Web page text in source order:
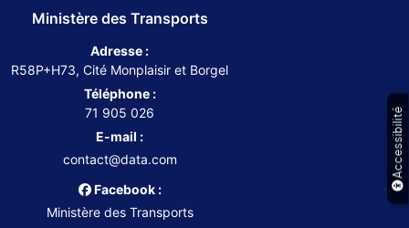
Accessibilité
Ministère des Transports
Adresse :
R58P+H73, Cité Monplaisir et Borgel
Téléphone :
71 905 026
E-mail :
contact@data.com
Facebook :
Ministère des Transports